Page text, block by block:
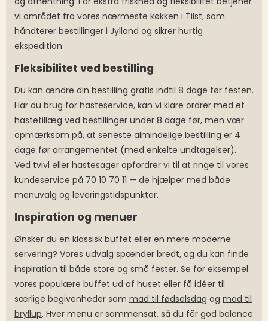
vi området fra vores nærmeste køkken i Tilst, som
håndterer bestillinger i Jylland og sikrer hurtig
ekspedition.
Fleksibilitet ved bestilling
Du kan ændre din bestilling gratis indtil 8 dage før festen.
Har du brug for hasteservice, kan vi klare ordrer med et
hastetillæg ved bestillinger under 8 dage før, men vær
opmærksom på, at seneste almindelige bestilling er 4
dage før arrangementet (med enkelte undtagelser).
Ved tvivl eller hastesager opfordrer vi til at ringe til vores
kundeservice på 70 10 70 11 — de hjælper med både
menuvalg og leveringstidspunkter.
Inspiration og menuer
Ønsker du en klassisk buffet eller en mere moderne
servering? Vores udvalg spænder bredt, og du kan finde
inspiration til både store og små fester. Se for eksempel
vores populære buffet ud af huset eller få idéer til
særlige begivenheder som mad til fødselsdag og mad til
bryllup. Hver menu er sammensat, så du får god balance